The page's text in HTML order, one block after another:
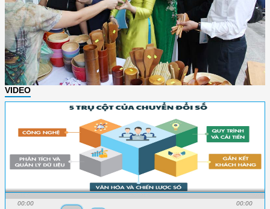
VIDEO
00:00 00:00